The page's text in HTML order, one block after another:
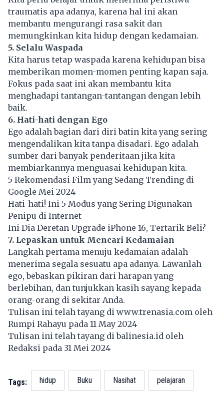
traumatis apa adanya, karena hal ini akan
membantu mengurangi rasa sakit dan
memungkinkan kita hidup dengan kedamaian.
5. Selalu Waspada
Kita harus tetap waspada karena kehidupan bisa
memberikan momen-momen penting kapan saja.
Fokus pada saat ini akan membantu kita
menghadapi tantangan-tantangan dengan lebih
baik.
6. Hati-hati dengan Ego
Ego adalah bagian dari diri batin kita yang sering
mengendalikan kita tanpa disadari. Ego adalah
sumber dari banyak penderitaan jika kita
membiarkannya menguasai kehidupan kita.
5 Rekomendasi Film yang Sedang Trending di
Google Mei 2024
Hati-hati! Ini 5 Modus yang Sering Digunakan
Penipu di Internet
Ini Dia Deretan Upgrade iPhone 16, Tertarik Beli?
7. Lepaskan untuk Mencari Kedamaian
Langkah pertama menuju kedamaian adalah
menerima segala sesuatu apa adanya. Lawanlah
ego, bebaskan pikiran dari harapan yang
berlebihan, dan tunjukkan kasih sayang kepada
orang-orang di sekitar Anda.
Tulisan ini telah tayang di www.trenasia.com oleh
Rumpi Rahayu pada 11 May 2024
Tulisan ini telah tayang dibalinesia.id oleh
Redaksi pada 31 Mei 2024
Tags: hidup Buku Nasihat pelajaran